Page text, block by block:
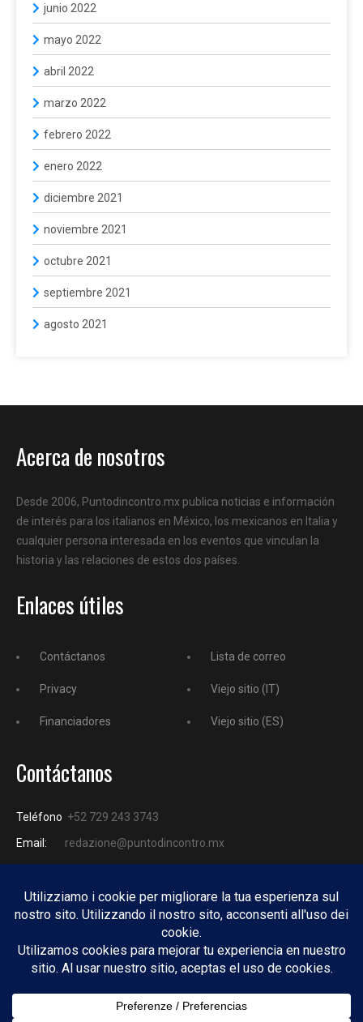
junio 2022
mayo 2022
abril 2022
marzo 2022
febrero 2022
enero 2022
diciembre 2021
noviembre 2021
octubre 2021
septiembre 2021
agosto 2021
Acerca de nosotros
Desde 2006, Puntodincontro.mx publica noticias e información
de interés para los italianos en México, los mexicanos en Italia y
cualquier persona interesada en los eventos que vinculan la
historia y las relaciones de estos dos países.
Enlaces útiles
Contáctanos
Privacy
Financiadores
Lista de correo
Viejo sitio (IT)
Viejo sitio (ES)
Contáctanos
Teléfono +52 729 243 3743
Email:
redazione@puntodincontro.mx
PUNTODINCONTRO